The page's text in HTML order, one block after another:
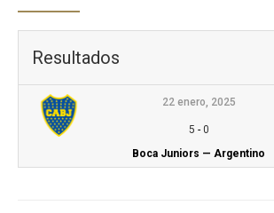
Resultados
22 enero, 2025
5 - 0
Boca Juniors — Argentino